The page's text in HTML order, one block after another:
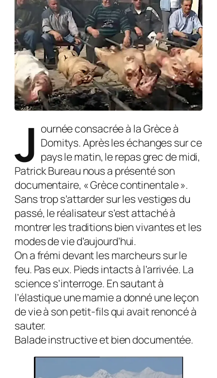
J ournée consacrée à la Grèce à
Domitys. Après les échanges sur ce
pays le matin, le repas grec de midi,
Patrick Bureau nous a présenté son
documentaire, « Grèce continentale ».
Sans trop s’attarder sur les vestiges du
passé, le réalisateur s’est attaché à
montrer les traditions bien vivantes et les
modes de vie d’aujourd’hui.
On a frémi devant les marcheurs sur le
feu. Pas eux. Pieds intacts à l’arrivée. La
science s’interroge. En sautant à
l’élastique une mamie a donné une leçon
de vie à son petit-fils qui avait renoncé à
sauter.
Balade instructive et bien documentée.